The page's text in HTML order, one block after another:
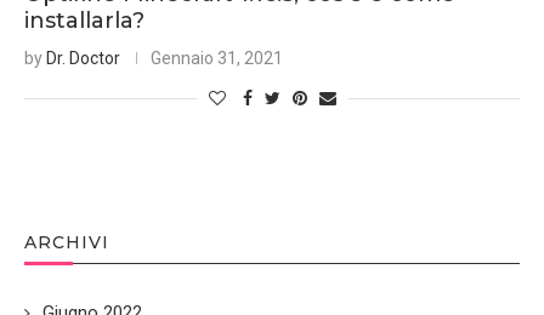
installarla?
by Dr. Doctor Gennaio 31, 2021
ARCHIVI